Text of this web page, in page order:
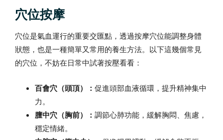
穴位按摩
穴位是氣血運行的重要交匯點，透過按摩穴位能調整身體
狀態，也是一種簡單又常用的養生方法。以下這幾個常見
的穴位，不妨在日常中試著按壓看看：
百會穴（頭頂）： 促進頭部血液循環，提升精神集中
力。
膻中穴（胸前）： 調節心肺功能，緩解胸悶、焦慮，
穩定情緒。